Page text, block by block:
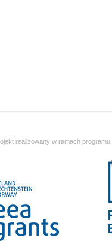
realizowany w ramach